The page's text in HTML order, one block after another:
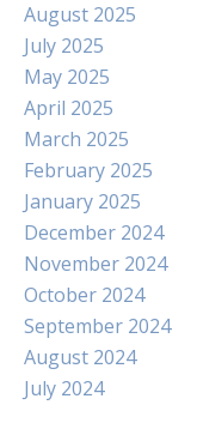
August 2025
July 2025
May 2025
April 2025
March 2025
February 2025
January 2025
December 2024
November 2024
October 2024
September 2024
August 2024
July 2024